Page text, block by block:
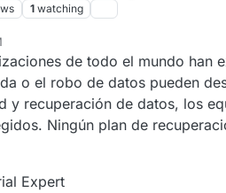
1 watching
de todo el mundo han
o el robo de datos pueden
y recuperación de datos, los
Ningún plan de
Expert